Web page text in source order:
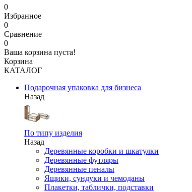
0
Избранное
0
Сравнение
0
Ваша корзина пуста!
Корзина
КАТАЛОГ
Подарочная упаковка для бизнеса
Назад
По типу изделия
Назад
Деревянные коробки и шкатулки
Деревянные футляры
Деревянные пеналы
Ящики, сундуки и чемоданы
Плакетки, таблички, подставки